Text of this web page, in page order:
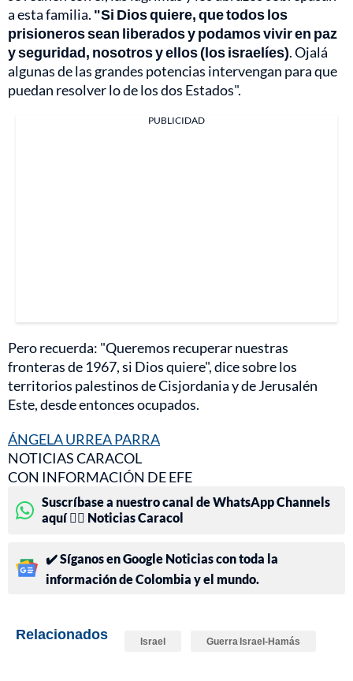
a esta familia. "Si Dios quiere, que todos los
prisioneros sean liberados y podamos vivir en paz
y seguridad, nosotros y ellos (los israelíes). Ojalá
algunas de las grandes potencias intervengan para que
puedan resolver lo de los dos Estados".
PUBLICIDAD
Pero recuerda: "Queremos recuperar nuestras
fronteras de 1967, si Dios quiere", dice sobre los
territorios palestinos de Cisjordania y de Jerusalén
Este, desde entonces ocupados.
ÁNGELA URREA PARRA
NOTICIAS CARACOL
CON INFORMACIÓN DE EFE
Suscríbase a nuestro canal de WhatsApp Channels
aquí 👉🏻 Noticias Caracol
✔️ Síganos en Google Noticias con toda la
información de Colombia y el mundo.
Relacionados Israel Guerra Israel-Hamás